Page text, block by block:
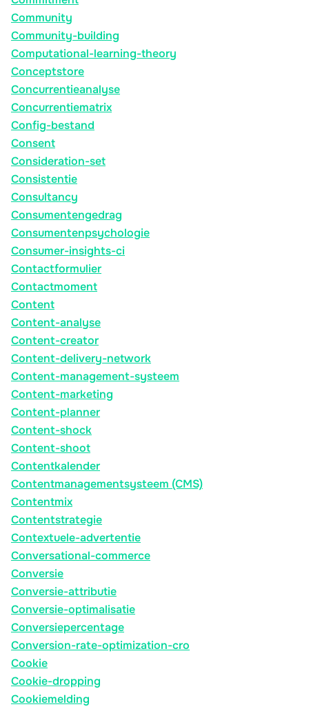
Community
Community-building
Computational-learning-theory
Conceptstore
Concurrentieanalyse
Concurrentiematrix
Config-bestand
Consent
Consideration-set
Consistentie
Consultancy
Consumentengedrag
Consumentenpsychologie
Consumer-insights-ci
Contactformulier
Contactmoment
Content
Content-analyse
Content-creator
Content-delivery-network
Content-management-systeem
Content-marketing
Content-planner
Content-shock
Content-shoot
Contentkalender
Contentmanagementsysteem (CMS)
Contentmix
Contentstrategie
Contextuele-advertentie
Conversational-commerce
Conversie
Conversie-attributie
Conversie-optimalisatie
Conversiepercentage
Conversion-rate-optimization-cro
Cookie
Cookie-dropping
Cookiemelding